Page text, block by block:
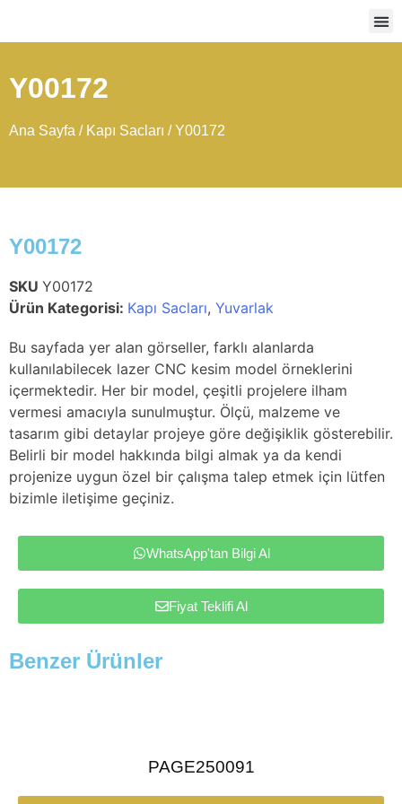
Y00172
Ana Sayfa / Kapı Sacları / Y00172
Y00172
SKU Y00172
Ürün Kategorisi: Kapı Sacları, Yuvarlak
Bu sayfada yer alan görseller, farklı alanlarda
kullanılabilecek lazer CNC kesim model örneklerini
içermektedir. Her bir model, çeşitli projelere ilham
vermesi amacıyla sunulmuştur. Ölçü, malzeme ve
tasarım gibi detaylar projeye göre değişiklik gösterebilir.
Belirli bir model hakkında bilgi almak ya da kendi
projenize uygun özel bir çalışma talep etmek için lütfen
bizimle iletişime geçiniz.
WhatsApp'tan Bilgi Al
Fiyat Teklifi Al
Benzer Ürünler
PAGE250091